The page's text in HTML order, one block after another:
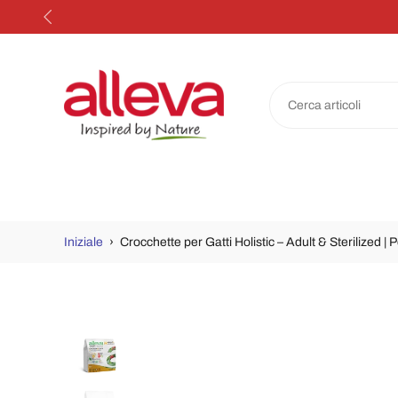
Salta
Iniziale › Crocchette per Gatti Holistic – Adult & Sterilized |
alle
informazioni